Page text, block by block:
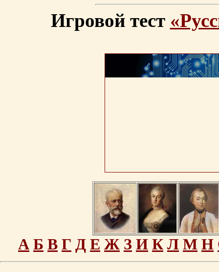
Игровой тест
А Б В Г Д Е Ж З И К Л М Н